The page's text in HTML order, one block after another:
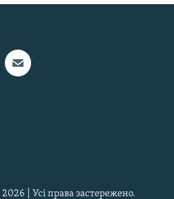
| Усі права застережено.